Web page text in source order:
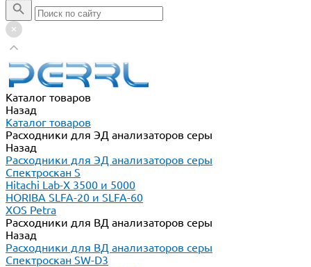
Каталог товаров
Назад
Каталог товаров
Расходники для ЭД анализаторов серы
Назад
Расходники для ЭД анализаторов серы
Спектроскан S
Hitachi Lab-X 3500 и 5000
HORIBA SLFA-20 и SLFA-60
XOS Petra
Расходники для ВД анализаторов серы
Назад
Расходники для ВД анализаторов серы
Спектроскан SW-D3